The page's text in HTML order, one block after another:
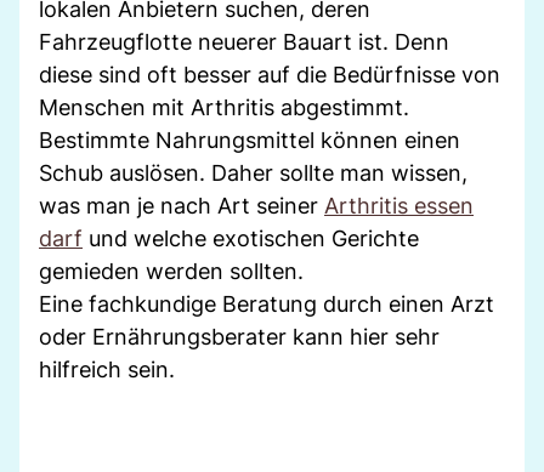
lokalen Anbietern suchen, deren
Fahrzeugflotte neuerer Bauart ist. Denn
diese sind oft besser auf die Bedürfnisse von
Menschen mit Arthritis abgestimmt.
Bestimmte Nahrungsmittel können einen
Schub auslösen. Daher sollte man wissen,
was man je nach Art seiner Arthritis essen
darf und welche exotischen Gerichte
gemieden werden sollten.
Eine fachkundige Beratung durch einen Arzt
oder Ernährungsberater kann hier sehr
hilfreich sein.